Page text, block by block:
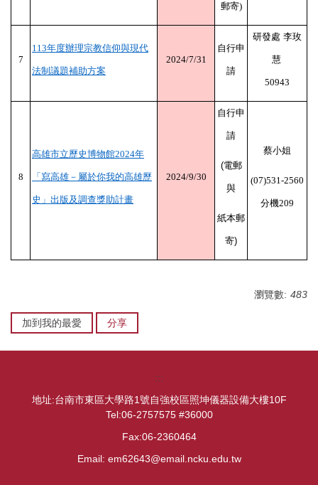
郵寄)
7
113年度辦理宗教信仰與現代
法制議題補助方案
2024/7/31
自行申
請
研發處 李玫
慧
50943
8
高雄市立歷史博物館2024年
「寫高雄－屬於你我的高雄歷
史」出版及調查獎助計畫
2024/9/30
自行申
請
(電郵
與
紙本郵
寄)
蔡小姐
(07)531-2560
分機209
瀏覽數: 483
加到我的最愛 分享
:::
地址:台南市東區大學路1號自強校區照坤儀器設備大樓10F
Tel:06-2757575 #36000
Fax:06-2360464
Email: em62643@email.ncku.edu.tw